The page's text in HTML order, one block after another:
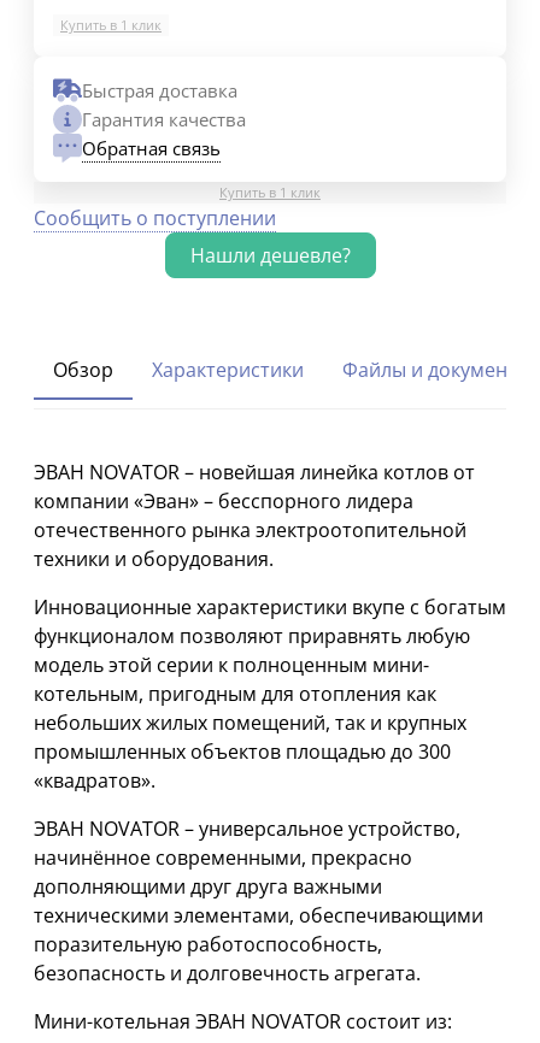
Купить в 1 клик
Быстрая доставка
Гарантия качества
Обратная связь
Купить в 1 клик
Сообщить о поступлении
Обзор Характеристики Файлы и документы
ЭВАН NOVATOR – новейшая линейка котлов от
компании «Эван» – бесспорного лидера
отечественного рынка электроотопительной
техники и оборудования.
Инновационные характеристики вкупе с богатым
функционалом позволяют приравнять любую
модель этой серии к полноценным мини-
котельным, пригодным для отопления как
небольших жилых помещений, так и крупных
промышленных объектов площадью до 300
«квадратов».
ЭВАН NOVATOR – универсальное устройство,
начинённое современными, прекрасно
дополняющими друг друга важными
техническими элементами, обеспечивающими
поразительную работоспособность,
безопасность и долговечность агрегата.
Мини-котельная ЭВАН NOVATOR состоит из: